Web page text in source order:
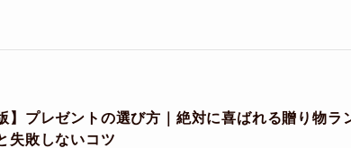
】プレゼントの選び方｜絶対に喜ばれる贈り物ラ
失敗しないコツ